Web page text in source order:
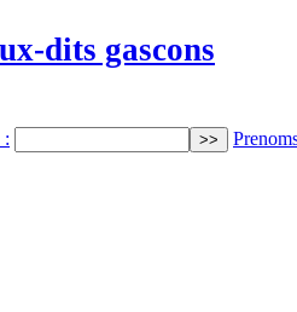
dits gascons